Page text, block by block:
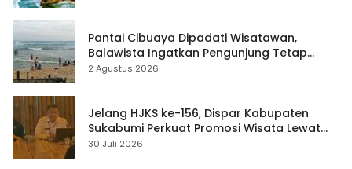
Pantai Cibuaya Dipadati Wisatawan,
Balawista Ingatkan Pengunjung Tetap
Waspada
2 Agustus 2026
Jelang HJKS ke-156, Dispar Kabupaten
Sukabumi Perkuat Promosi Wisata Lewat
Publikasi Digital
30 Juli 2026